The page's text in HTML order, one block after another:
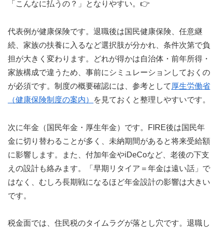
「こんなに払うの？」となりやすい。👉
代表例が健康保険です。退職後は国民健康保険、任意継
続、家族の扶養に入るなど選択肢が分かれ、条件次第で負
担が大きく変わります。どれが得かは自治体・前年所得・
家族構成で違うため、事前にシミュレーションしておくの
が必須です。制度の概要確認には、参考として 厚生労働省
（健康保険制度の案内）
を見ておくと整理しやすいです。
次に年金（国民年金・厚生年金）です。FIRE後は国民年
金に切り替わることが多く、未納期間があると将来受給額
に影響します。また、付加年金やiDeCoなど、老後の下支
えの設計も絡みます。「早期リタイア＝年金は遠い話」で
はなく、むしろ長期戦になるほど年金設計の影響は大きい
です。
税金面では、住民税のタイムラグが落とし穴です。退職し